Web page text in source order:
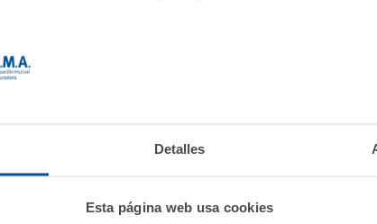
Detalles
Esta página web usa cookies